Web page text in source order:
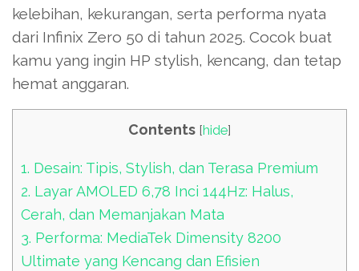
kelebihan, kekurangan, serta performa nyata
dari Infinix Zero 50 di tahun 2025. Cocok buat
kamu yang ingin HP stylish, kencang, dan tetap
hemat anggaran.
Contents [hide]
1. Desain: Tipis, Stylish, dan Terasa Premium
2. Layar AMOLED 6,78 Inci 144Hz: Halus,
Cerah, dan Memanjakan Mata
3. Performa: MediaTek Dimensity 8200
Ultimate yang Kencang dan Efisien